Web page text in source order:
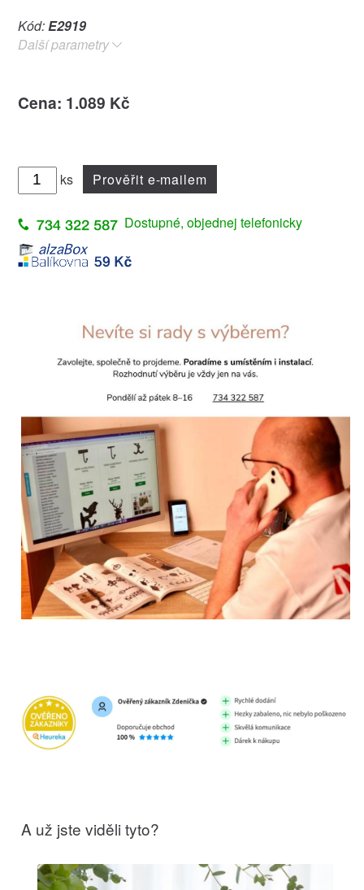
Kód:E2919
Další parametry
Cena: 1.089 Kč
ks Prověřit e-mailem
Dostupné, objednej telefonicky
A už jste viděli tyto?